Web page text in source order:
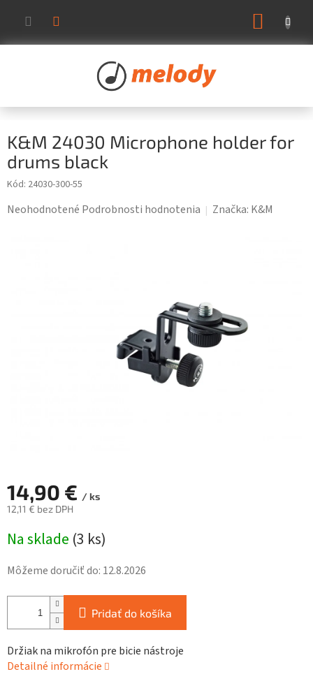
obsah
K&M 24030 Microphone holder for
drums black
Kód: 24030-300-55
Priemerné
Neohodnotené Podrobnosti hodnotenia Značka: K&M
14,90 € / ks
12,11 € bez DPH
cena:
Na sklade (3 ks)
Môžeme doručiť do: 12.8.2026
Pridať do košíka
Držiak na mikrofón pre bicie nástroje
Detailné informácie